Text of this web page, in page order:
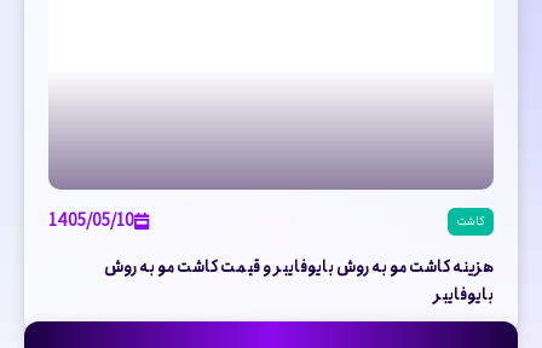
کاشت
1405/05/10
هزینه کاشت مو به روش بایوفایبر و قیمت کاشت مو به روش
بایوفایبر